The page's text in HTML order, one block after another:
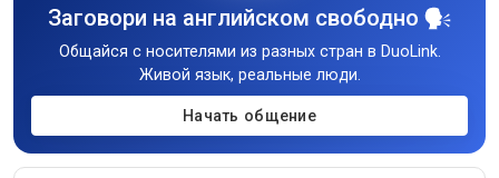
Заговори на английском свободно
Общайся с носителями из разных стран в DuoLink.
Живой язык, реальные люди.
Начать общение